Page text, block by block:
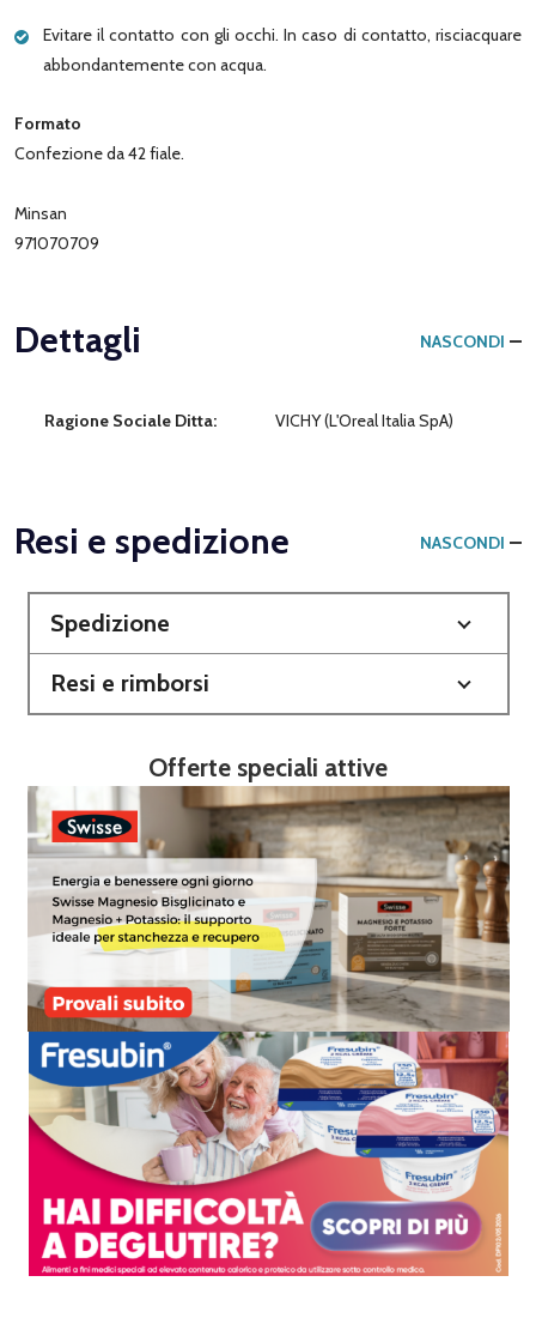
Evitare il contatto con gli occhi. In caso di contatto, risciacquare
abbondantemente con acqua.
Formato
Confezione da 42 fiale.
Minsan
971070709
Dettagli NASCONDI
Ragione Sociale Ditta: VICHY (L'Oreal Italia SpA)
Resi e spedizione NASCONDI
Spedizione
Resi e rimborsi
Offerte speciali attive